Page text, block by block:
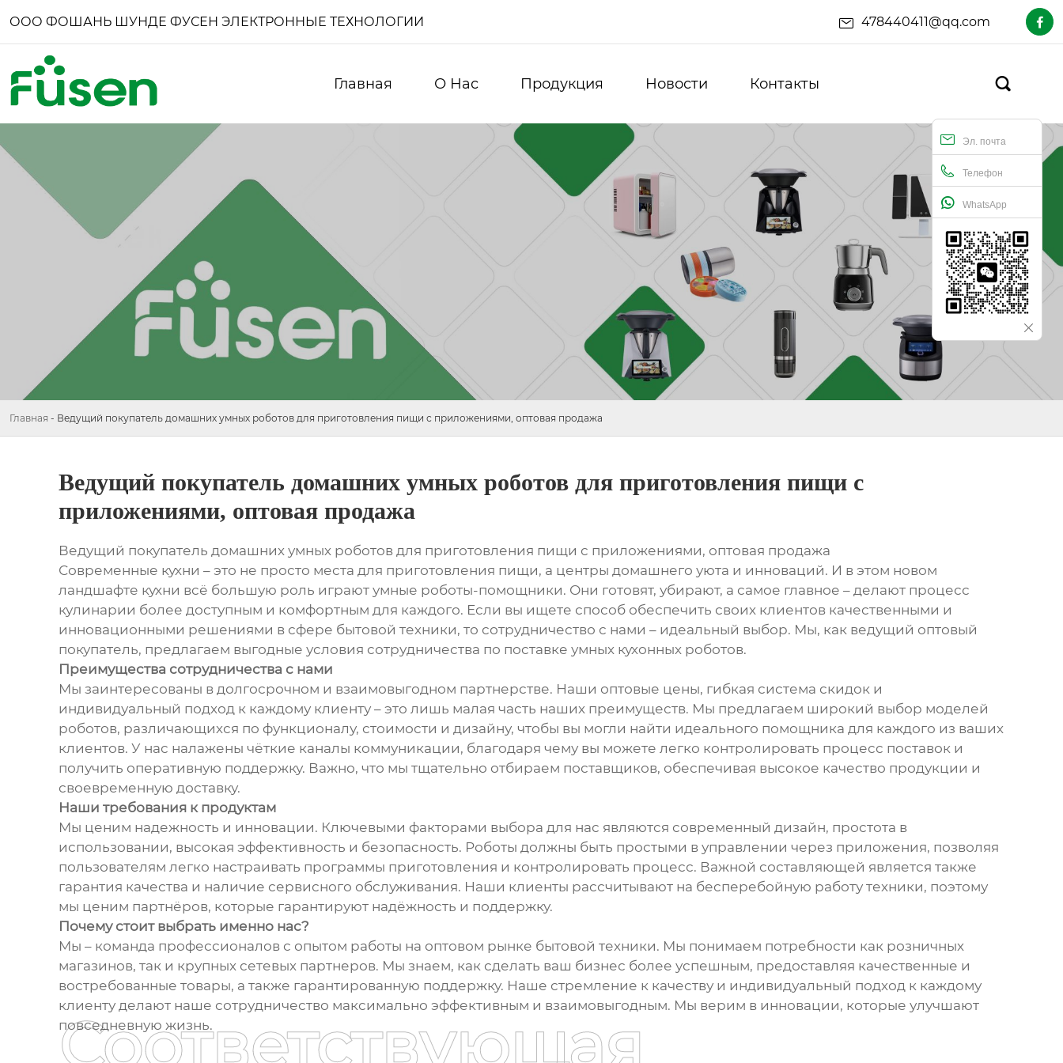
ООО ФОШАНЬ ШУНДЕ ФУСЕН ЭЛЕКТРОННЫЕ ТЕХНОЛОГИИ 478440411@qq.com 
Главная О Нас Продукция Новости Контакты 
Эл. почта
Телефон
WhatsApp
Главная - Ведущий покупатель домашних умных роботов для приготовления пищи с приложениями, оптовая продажа
Ведущий покупатель домашних умных роботов для приготовления пищи с
приложениями, оптовая продажа
Ведущий покупатель домашних умных роботов для приготовления пищи с приложениями, оптовая продажа
Современные кухни – это не просто места для приготовления пищи, а центры домашнего уюта и инноваций. И в этом новом
ландшафте кухни всё большую роль играют умные роботы-помощники. Они готовят, убирают, а самое главное – делают процесс
кулинарии более доступным и комфортным для каждого. Если вы ищете способ обеспечить своих клиентов качественными и
инновационными решениями в сфере бытовой техники, то сотрудничество с нами – идеальный выбор. Мы, как ведущий оптовый
покупатель, предлагаем выгодные условия сотрудничества по поставке умных кухонных роботов.
Преимущества сотрудничества с нами
Мы заинтересованы в долгосрочном и взаимовыгодном партнерстве. Наши оптовые цены, гибкая система скидок и
индивидуальный подход к каждому клиенту – это лишь малая часть наших преимуществ. Мы предлагаем широкий выбор моделей
роботов, различающихся по функционалу, стоимости и дизайну, чтобы вы могли найти идеального помощника для каждого из ваших
клиентов. У нас налажены чёткие каналы коммуникации, благодаря чему вы можете легко контролировать процесс поставок и
получить оперативную поддержку. Важно, что мы тщательно отбираем поставщиков, обеспечивая высокое качество продукции и
своевременную доставку.
Наши требования к продуктам
Мы ценим надежность и инновации. Ключевыми факторами выбора для нас являются современный дизайн, простота в
использовании, высокая эффективность и безопасность. Роботы должны быть простыми в управлении через приложения, позволяя
пользователям легко настраивать программы приготовления и контролировать процесс. Важной составляющей является также
гарантия качества и наличие сервисного обслуживания. Наши клиенты рассчитывают на бесперебойную работу техники, поэтому
мы ценим партнёров, которые гарантируют надёжность и поддержку.
Почему стоит выбрать именно нас?
Мы – команда профессионалов с опытом работы на оптовом рынке бытовой техники. Мы понимаем потребности как розничных
магазинов, так и крупных сетевых партнеров. Мы знаем, как сделать ваш бизнес более успешным, предоставляя качественные и
востребованные товары, а также гарантированную поддержку. Наше стремление к качеству и индивидуальный подход к каждому
клиенту делают наше сотрудничество максимально эффективным и взаимовыгодным. Мы верим в инновации, которые улучшают
повседневную жизнь.
Соответствующая